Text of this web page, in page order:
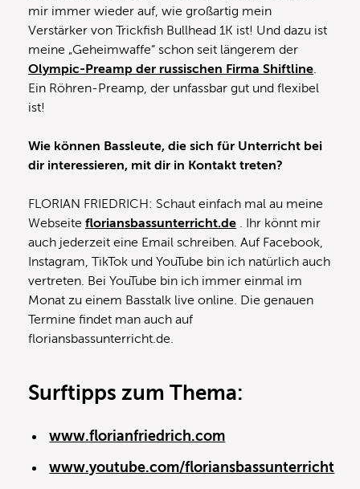
mir immer wieder auf, wie großartig mein
Verstärker von Trickfish Bullhead 1K ist! Und dazu ist
meine „Geheimwaffe“ schon seit längerem der
Olympic-Preamp der russischen Firma Shiftline
Ein Röhren-Preamp, der unfassbar gut und flexibel
ist!
Wie können Bassleute, die sich für Unterricht bei
dir interessieren, mit dir in Kontakt treten?
FLORIAN FRIEDRICH: Schaut einfach mal au meine
Webseite floriansbassunterricht.de . Ihr könnt mir
auch jederzeit eine Email schreiben. Auf Facebook,
Instagram, TikTok und YouTube bin ich natürlich auch
vertreten. Bei YouTube bin ich immer einmal im
Monat zu einem Basstalk live online. Die genauen
Termine findet man auch auf
floriansbassunterricht.de.
Surftipps zum Thema:
www.florianfriedrich.com
www.youtube.com/floriansbassunterricht